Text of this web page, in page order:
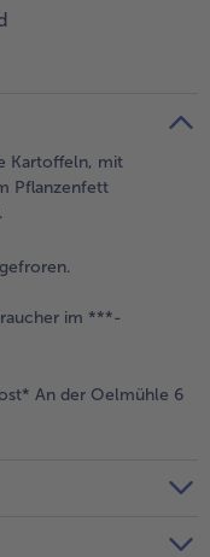
&
Kartoffeln, mit
Pflanzenfett
im ***-
An der Oelmühle 6